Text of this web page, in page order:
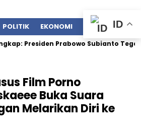
POLITIK EKONOMI ENTERTAINMENT
Prabowo Subianto Tegaskan
Film Porno
Buka Suara
Melarikan Diri ke
ID